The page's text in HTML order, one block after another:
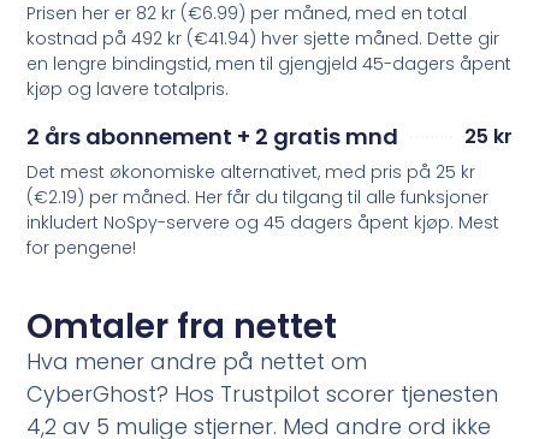
Prisen her er 82 kr (€6.99) per måned, med en total
kostnad på 492 kr (€41.94) hver sjette måned. Dette gir
en lengre bindingstid, men til gjengjeld 45-dagers åpent
kjøp og lavere totalpris.
2 års abonnement + 2 gratis mnd 25 kr
Det mest økonomiske alternativet, med pris på 25 kr
(€2.19) per måned. Her får du tilgang til alle funksjoner
inkludert NoSpy-servere og 45 dagers åpent kjøp. Mest
for pengene!
Omtaler fra nettet
Hva mener andre på nettet om
CyberGhost? Hos Trustpilot scorer tjenesten
4,2 av 5 mulige stjerner. Med andre ord ikke